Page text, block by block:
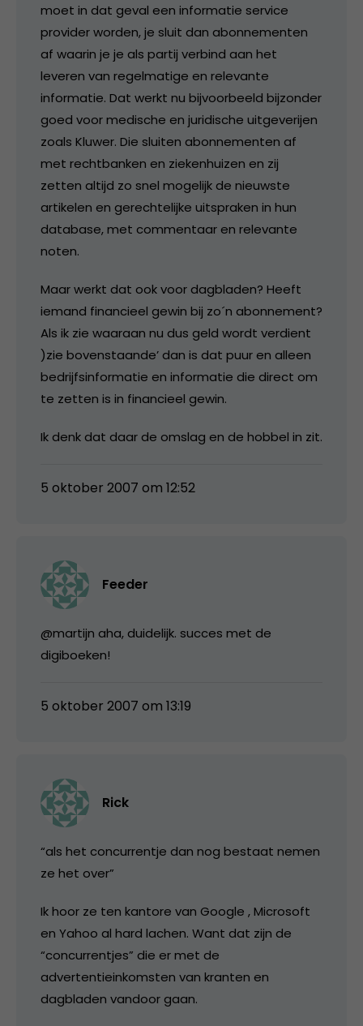
moet in dat geval een informatie service
provider worden, je sluit dan abonnementen
af waarin je je als partij verbind aan het
leveren van regelmatige en relevante
informatie. Dat werkt nu bijvoorbeeld bijzonder
goed voor medische en juridische uitgeverijen
zoals Kluwer. Die sluiten abonnementen af
met rechtbanken en ziekenhuizen en zij
zetten altijd zo snel mogelijk de nieuwste
artikelen en gerechtelijke uitspraken in hun
database, met commentaar en relevante
noten.
Maar werkt dat ook voor dagbladen? Heeft
iemand financieel gewin bij zo´n abonnement?
Als ik zie waaraan nu dus geld wordt verdient
)zie bovenstaande’ dan is dat puur en alleen
bedrijfsinformatie en informatie die direct om
te zetten is in financieel gewin.
Ik denk dat daar de omslag en de hobbel in zit.
5 oktober 2007 om 12:52
Feeder
@martijn aha, duidelijk. succes met de
digiboeken!
5 oktober 2007 om 13:19
Rick
“als het concurrentje dan nog bestaat nemen
ze het over”
Ik hoor ze ten kantore van Google , Microsoft
en Yahoo al hard lachen. Want dat zijn de
“concurrentjes” die er met de
advertentieinkomsten van kranten en
dagbladen vandoor gaan.